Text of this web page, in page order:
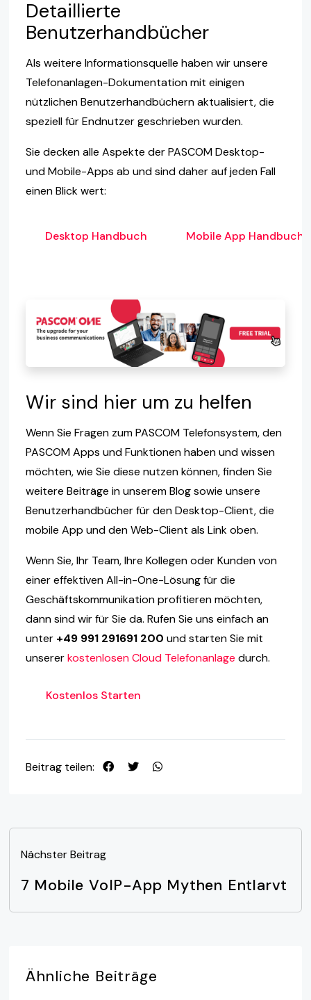
Detaillierte
Benutzerhandbücher
Als weitere Informationsquelle haben wir unsere
Telefonanlagen-Dokumentation mit einigen
nützlichen Benutzerhandbüchern aktualisiert, die
speziell für Endnutzer geschrieben wurden.
Sie decken alle Aspekte der PASCOM Desktop-
und Mobile-Apps ab und sind daher auf jeden Fall
einen Blick wert:
Desktop Handbuch Mobile App Handbuch
Wir sind hier um zu helfen
Wenn Sie Fragen zum PASCOM Telefonsystem, den
PASCOM Apps und Funktionen haben und wissen
möchten, wie Sie diese nutzen können, finden Sie
weitere Beiträge in unserem Blog sowie unsere
Benutzerhandbücher für den Desktop-Client, die
mobile App und den Web-Client als Link oben.
Wenn Sie, Ihr Team, Ihre Kollegen oder Kunden von
einer effektiven All-in-One-Lösung für die
Geschäftskommunikation profitieren möchten,
dann sind wir für Sie da. Rufen Sie uns einfach an
unter +49 991 291691 200 und starten Sie mit
unsererkostenlosen Cloud Telefonanlage durch.
Kostenlos Starten
Beitrag teilen:
Nächster Beitrag
7 Mobile VoIP-App Mythen Entlarvt
Ähnliche Beiträge